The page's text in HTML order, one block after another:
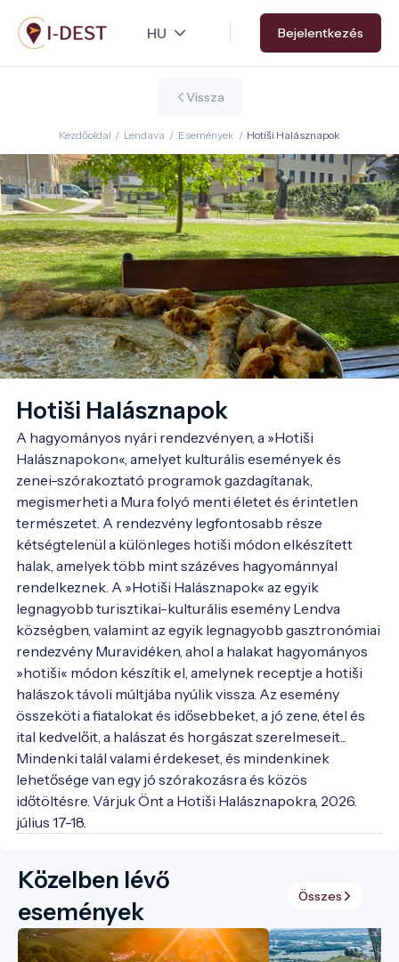
Ugrás
a
tartalomra
Bejelentkezés
Vissza
Kezdőoldal / Lendava / Események / Hotiši Halásznapok
Hotiši Halásznapok
A hagyományos nyári rendezvényen, a »Hotiši
Halásznapokon«, amelyet kulturális események és
zenei-szórakoztató programok gazdagítanak,
megismerheti a Mura folyó menti életet és érintetlen
természetet. A rendezvény legfontosabb része
kétségtelenül a különleges hotiši módon elkészített
halak, amelyek több mint százéves hagyománnyal
rendelkeznek. A »Hotiši Halásznapok« az egyik
legnagyobb turisztikai-kulturális esemény Lendva
községben, valamint az egyik legnagyobb gasztronómiai
rendezvény Muravidéken, ahol a halakat hagyományos
»hotiši« módon készítik el, amelynek receptje a hotiši
halászok távoli múltjába nyúlik vissza. Az esemény
összeköti a fiatalokat és idősebbeket, a jó zene, étel és
ital kedvelőit, a halászat és horgászat szerelmeseit...
Mindenki talál valami érdekeset, és mindenkinek
lehetősége van egy jó szórakozásra és közös
időtöltésre. Várjuk Önt a Hotiši Halásznapokra, 2026.
július 17-18.
Közelben lévő
események
Összes